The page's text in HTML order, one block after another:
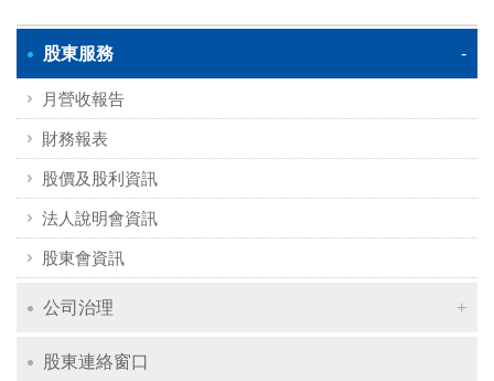
股東服務
月營收報告
財務報表
股價及股利資訊
法人說明會資訊
股東會資訊
公司治理
股東連絡窗口